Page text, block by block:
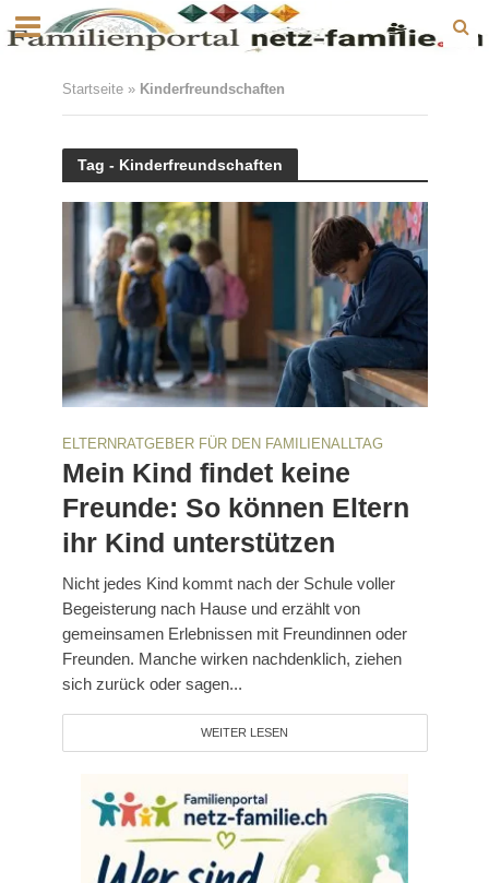
Startseite» Kinderfreundschaften
Tag - Kinderfreundschaften
ELTERNRATGEBER FÜR DEN FAMILIENALLTAG
Mein Kind findet keine
Freunde: So können Eltern
ihr Kind unterstützen
Nicht jedes Kind kommt nach der Schule voller
Begeisterung nach Hause und erzählt von
gemeinsamen Erlebnissen mit Freundinnen oder
Freunden. Manche wirken nachdenklich, ziehen
sich zurück oder sagen...
WEITER LESEN